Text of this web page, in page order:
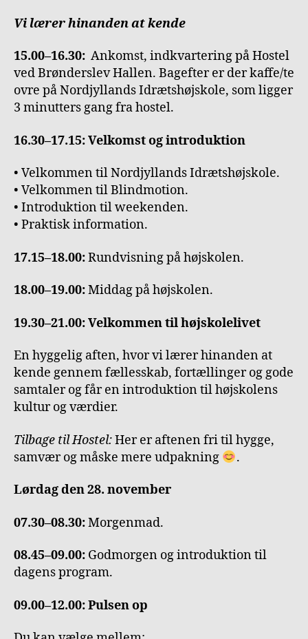
Vi lærer hinanden at kende
15.00–16.30: Ankomst, indkvartering på Hostel
ved Brønderslev Hallen. Bagefter er der kaffe/te
ovre på Nordjyllands Idrætshøjskole, som ligger
3 minutters gang fra hostel.
16.30–17.15: Velkomst og introduktion
• Velkommen til Nordjyllands Idrætshøjskole.
• Velkommen til Blindmotion.
• Introduktion til weekenden.
• Praktisk information.
17.15–18.00:Rundvisning på højskolen.
18.00–19.00:Middag på højskolen.
19.30–21.00: Velkommen til højskolelivet
En hyggelig aften, hvor vi lærer hinanden at
kende gennem fællesskab, fortællinger og gode
samtaler og får en introduktion til højskolens
kultur og værdier.
Tilbage til Hostel:Her er aftenen fri til hygge,
samvær og måske mere udpakning
.
Lørdag den 28. november
07.30–08.30:Morgenmad.
08.45–09.00: Godmorgen og introduktion til
dagens program.
09.00–12.00: Pulsen op